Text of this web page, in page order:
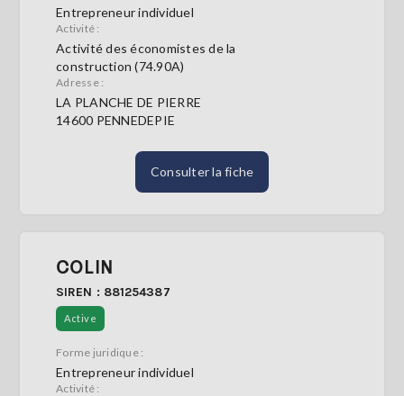
Entrepreneur individuel
Activité :
Activité des économistes de la
construction (74.90A)
Adresse :
LA PLANCHE DE PIERRE
14600 PENNEDEPIE
Consulter la fiche
COLIN
SIREN : 881254387
Active
Forme juridique :
Entrepreneur individuel
Activité :